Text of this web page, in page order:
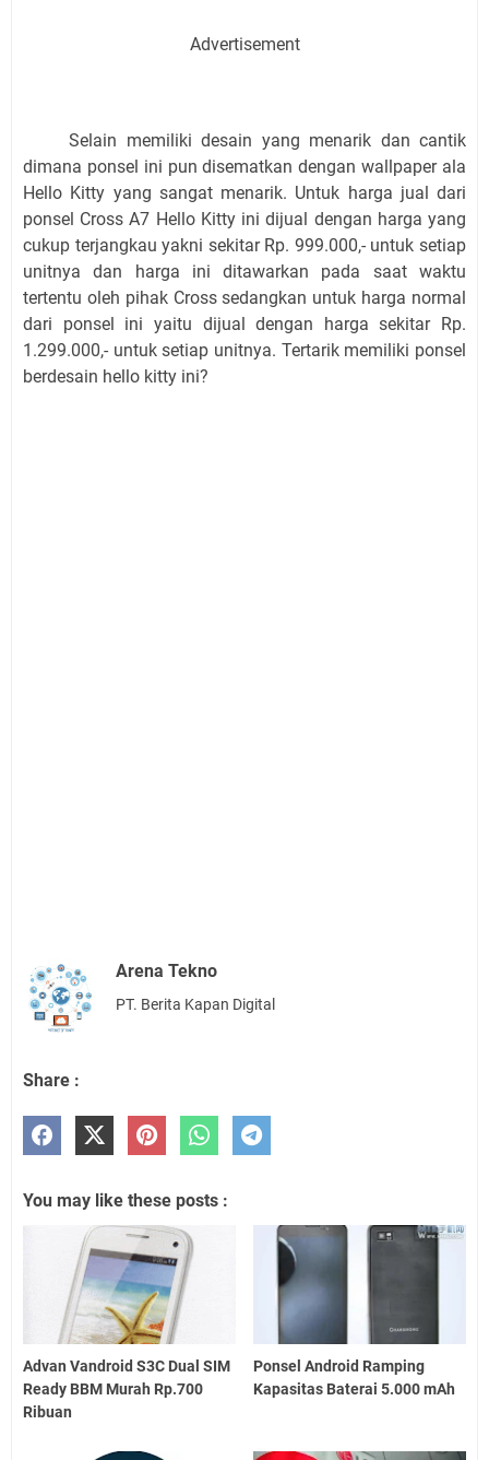
Advertisement
Selain memiliki desain yang menarik dan cantik
dimana ponsel ini pun disematkan dengan wallpaper ala
Hello Kitty yang sangat menarik. Untuk harga jual dari
ponsel Cross A7 Hello Kitty ini dijual dengan harga yang
cukup terjangkau yakni sekitar Rp. 999.000,- untuk setiap
unitnya dan harga ini ditawarkan pada saat waktu
tertentu oleh pihak Cross sedangkan untuk harga normal
dari ponsel ini yaitu dijual dengan harga sekitar Rp.
1.299.000,- untuk setiap unitnya. Tertarik memiliki ponsel
berdesain hello kitty ini?
Arena Tekno
PT. Berita Kapan Digital
Share :
You may like these posts :
Advan Vandroid S3C Dual SIM
Ready BBM Murah Rp.700
Ribuan
Ponsel Android Ramping
Kapasitas Baterai 5.000 mAh